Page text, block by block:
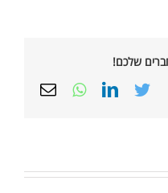
שלכם!
Facebook
Twitter
LinkedIn
Whatsapp
Email